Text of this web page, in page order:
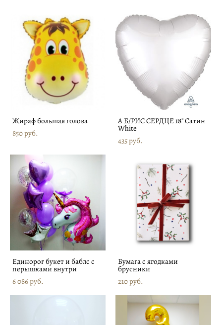
Жираф большая голова
850 pуб.
А Б/РИС СЕРДЦЕ 18" Сатин
White
435 pуб.
Единорог букет и баблс с
перышками внутри
6 086 pуб.
Бумага с ягодками
брусники
210 pуб.